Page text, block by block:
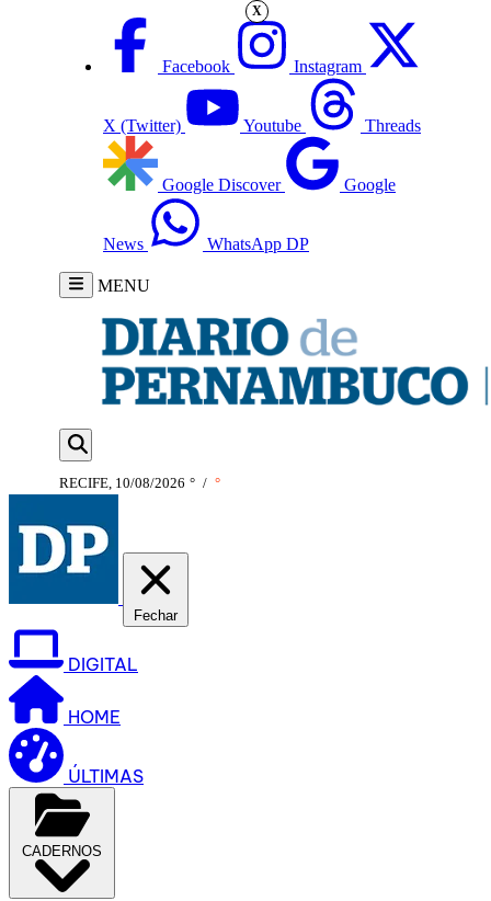
Facebook Instagram
X (Twitter) Youtube Threads
Google Discover Google
News WhatsApp DP
MENU
RECIFE, 10/08/2026 ° / °
Fechar
DIGITAL
HOME
ÚLTIMAS
CADERNOS
X